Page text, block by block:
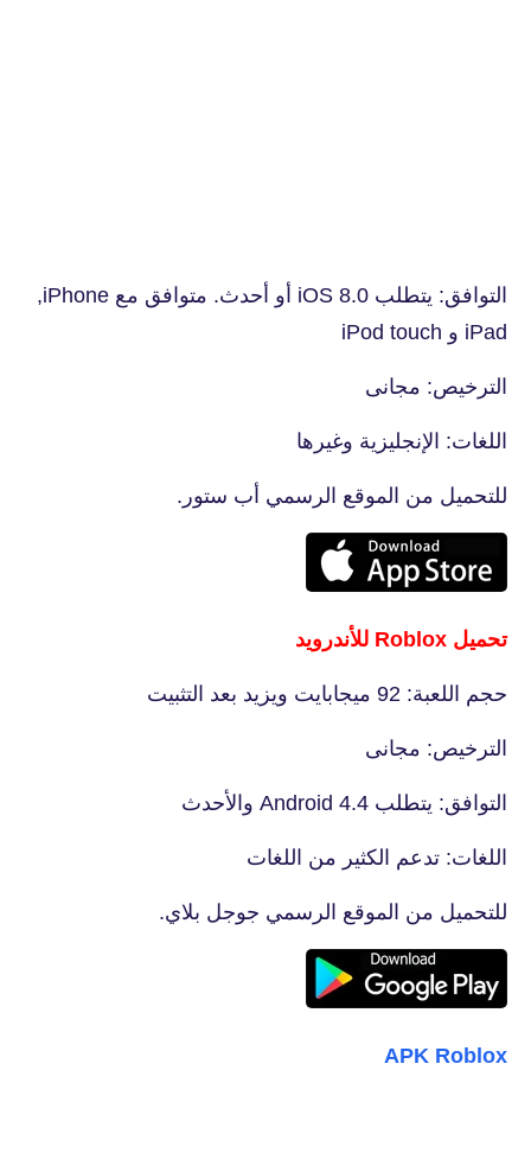
التوافق: يتطلب iOS 8.0 أو أحدث. ‫‏متوافق مع iPhone,‏
iPad و ‫iPod touch
الترخيص: مجانى
اللغات: الإنجليزية وغيرها
للتحميل من الموقع الرسمي أب ستور.
تحميل Roblox‏ للأندرويد
حجم اللعبة: 92 ميجابايت ويزيد بعد التثبيت
الترخيص: مجانى
التوافق: يتطلب Android 4.4 والأحدث
اللغات: تدعم الكثير من اللغات
للتحميل من الموقع الرسمي جوجل بلاي.
Roblox‏ APK